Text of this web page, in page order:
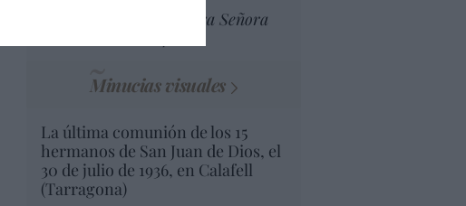
Ceuta celebra Nuestra Señora
Minucias visuales
La última comunión de los 15
hermanos de San Juan de Dios, el
30 de julio de 1936, en Calafell
(Tarragona)